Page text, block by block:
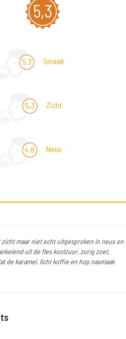
5,3
5,3 Smaak
5,3 Zicht
4,8 Neus
maar niet echt uitgesproken in neus en
uit de fles koolzuur, zurig zoet,
de karamel, licht koffie en hop nasmaak